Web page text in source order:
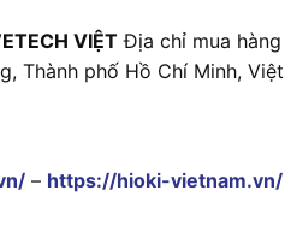
VIỆT Địa chỉ mua
Thành phố Hồ Chí Minh,
– https://hioki-vietnam.vn/